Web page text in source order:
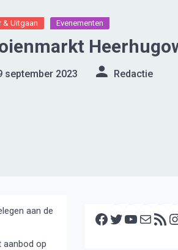
& Uitgaan Evenementen
september 2023 Redactie
aan de
aanbod op
Facebook Twitter YouTube E-mail RSS feed